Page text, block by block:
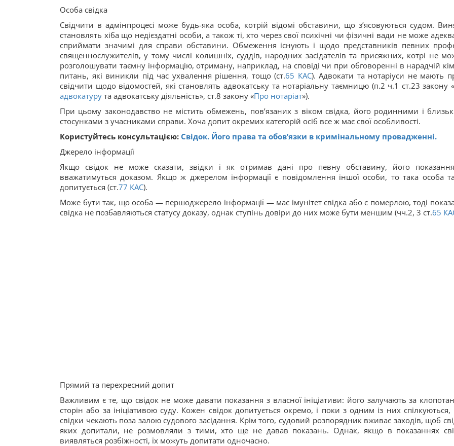
Особа свідка
Свідчити в адмінпроцесі може будь-яка особа, котрій відомі обставини, що з’ясовуються судом.
становлять хіба що недієздатні особи, а також ті, хто через свої психічні чи фізичні вади не може
сприймати значимі для справи обставини. Обмеження існують і щодо представників певних
священнослужителів, у тому числі колишніх, суддів, народних засідателів та присяжних, котрі не
розголошувати таємну інформацію, отриману, наприклад, на сповіді чи при обговоренні в нарадчій
питань, які виникли під час ухвалення рішення, тощо (ст.65 КАС). Адвокати та нотаріуси не мають
свідчити щодо відомостей, які становлять адвокатську та нотаріальну таємницю (п.2 ч.1 ст.23 закону «
адвокатуру та адвокатську діяльність», ст.8 закону «Про нотаріат»).
При цьому законодавство не містить обмежень, пов’язаних з віком свідка, його родинними і
стосунками з учасниками справи. Хоча допит окремих категорій осіб все ж має свої особливості.
Користуйтесь консультацією: Свідок. Його права та обов’язки в кримінальному провадженні.
Джерело інформації
Якщо свідок не може сказати, звідки і як отримав дані про певну обставину, його
вважатимуться доказом. Якщо ж джерелом інформації є повідомлення іншої особи, то така особа
допитується (ст.77 КАС).
Може бути так, що особа — першоджерело інформації — має імунітет свідка або є померлою, тоді
свідка не позбавляються статусу доказу, однак ступінь довіри до них може бути меншим (чч.2, 3 ст.65
Прямий та перехресний допит
Важливим є те, що свідок не може давати показання з власної ініціативи: його залучають за
сторін або за ініціативою суду. Кожен свідок допитується окремо, і поки з одним із них спілкуються,
свідки чекають поза залою судового засідання. Крім того, судовий розпорядник вживає заходів, щоб
яких допитали, не розмовляли з тими, хто ще не давав показань. Однак, якщо в показаннях
виявляться розбіжності, їх можуть допитати одночасно.